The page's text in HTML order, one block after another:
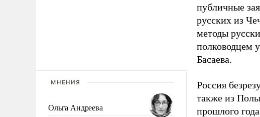
МНЕНИЯ
Ольга Андреева
публичные
русских из
методы
полководцем
Басаева.
Россия
также из
прошлого